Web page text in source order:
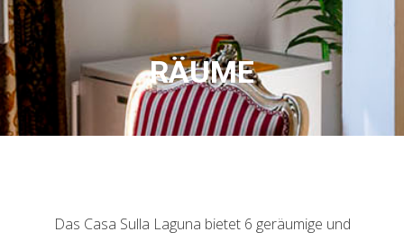
RÄUME
Das Casa Sulla Laguna bietet 6 geräumige und